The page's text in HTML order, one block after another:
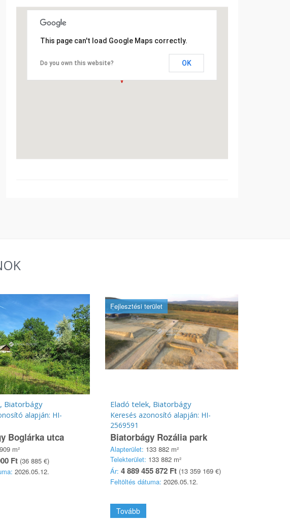
This page can't load Google Maps correctly.
Do you own this website? OK
Biatorbágy
alapján: HI-
Boglárka utca
909 m²
Ft (36 885 €)
2026.05.12.
Fejlesztési terület
Eladó telek, Biatorbágy
Keresés azonosító alapján: HI-
2569591
Biatorbágy Rozália park
Alapterület: 133 882 m²
Telekterület: 133 882 m²
Ár: 4 889 455 872 Ft(13 359 169 €)
Feltöltés dátuma: 2026.05.12.
Tovább